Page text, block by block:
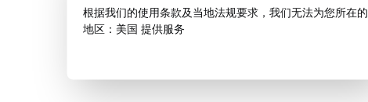
根据我们的使用条款及当地法规要求，我们无法为您所在的
地区：美国 提供服务